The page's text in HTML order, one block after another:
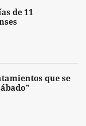
de 11
que se